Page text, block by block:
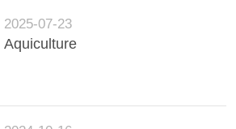
2025-07-23
Aquiculture